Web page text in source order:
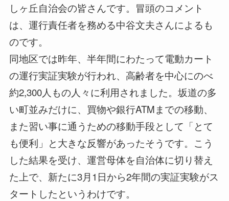
しヶ丘自治会の皆さんです。冒頭のコメント
は、運行責任者を務める中谷文夫さんによるも
のです。
同地区では昨年、半年間にわたって電動カート
の運行実証実験が行われ、高齢者を中心にのべ
約2,300人もの人々に利用されました。坂道の多
い町並みだけに、買物や銀行ATMまでの移動、
また習い事に通うための移動手段として「とて
も便利」と大きな反響があったそうです。こう
した結果を受け、運営母体を自治体に切り替え
た上で、新たに3月1日から2年間の実証実験がス
タートしたというわけです。